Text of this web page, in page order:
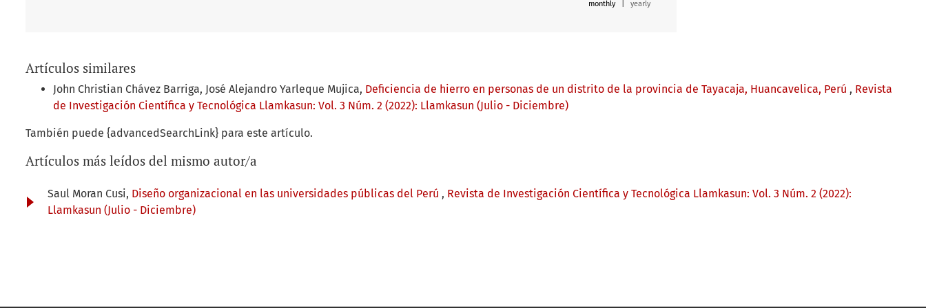
monthly yearly
Artículos similares
John Christian Chávez Barriga, José Alejandro Yarleque Mujica, Deficiencia de hierro en personas de un distrito de la provincia de Tayacaja, Huancavelica, Perú , Revista
de Investigación Científica y Tecnológica Llamkasun: Vol. 3 Núm. 2 (2022): Llamkasun (Julio - Diciembre)
También puede {advancedSearchLink} para este artículo.
Artículos más leídos del mismo autor/a
Saul Moran Cusi, Diseño organizacional en las universidades públicas del Perú , Revista de Investigación Científica y Tecnológica Llamkasun: Vol. 3 Núm. 2 (2022):
Llamkasun (Julio - Diciembre)